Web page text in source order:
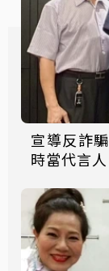
宣導反詐
時當代言人